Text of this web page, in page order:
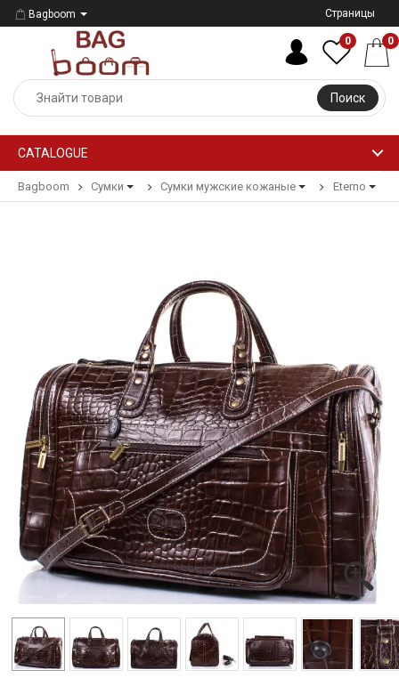
Bagboom Страницы
Поиск
0 0
CATALOGUE
Bagboom Сумки Сумки мужские кожаные Eterno